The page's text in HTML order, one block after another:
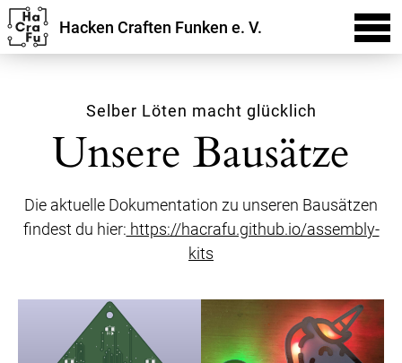
Hacken Craften Funken e. V.
Selber Löten macht glücklich
Unsere Bausätze
Die aktuelle Dokumentation zu unseren Bausätzen
findest du hier: https://hacrafu.github.io/assembly-
kits